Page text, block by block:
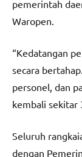
pemerintah
Waropen.
“Kedatangan
secara
personel, dan
kembali sekitar
Seluruh
dengan